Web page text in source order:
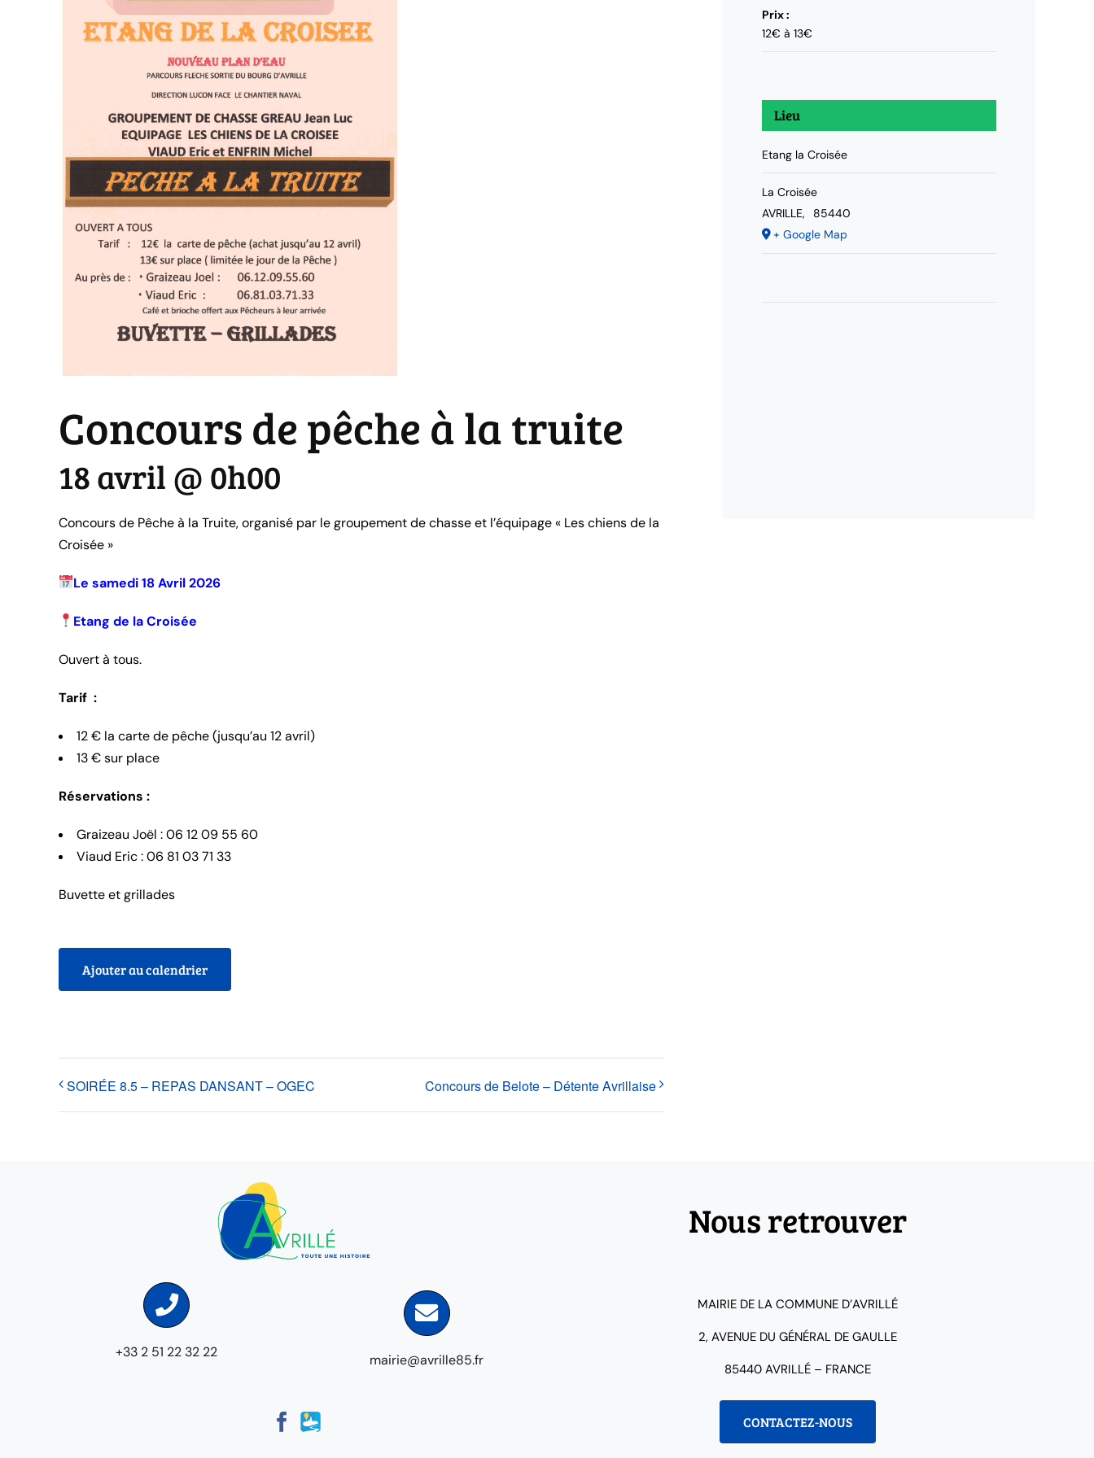
Concours de pêche à la truite
18 avril @ 0h00
Concours de Pêche à la Truite, organisé par le groupement de chasse et l’équipage « Les chiens de la
Croisée »
Le samedi 18 Avril 2026
Etang de la Croisée
Ouvert à tous.
Tarif :
12 € la carte de pêche (jusqu’au 12 avril)
13 € sur place
Réservations :
Graizeau Joël : 06 12 09 55 60
Viaud Eric : 06 81 03 71 33
Buvette et grillades
Ajouter au calendrier
SOIRÉE 8.5 – REPAS DANSANT – OGEC Concours de Belote – Détente Avrillaise
Prix :
12€ à 13€
Lieu
Etang la Croisée
La Croisée
AVRILLE,
85440
+ Google Map
Nous retrouver
+33 2 51 22 32 22 mairie@avrille85.fr
MAIRIE DE LA COMMUNE D’AVRILLÉ
2, AVENUE DU GÉNÉRAL DE GAULLE
85440 AVRILLÉ – FRANCE
CONTACTEZ-NOUS